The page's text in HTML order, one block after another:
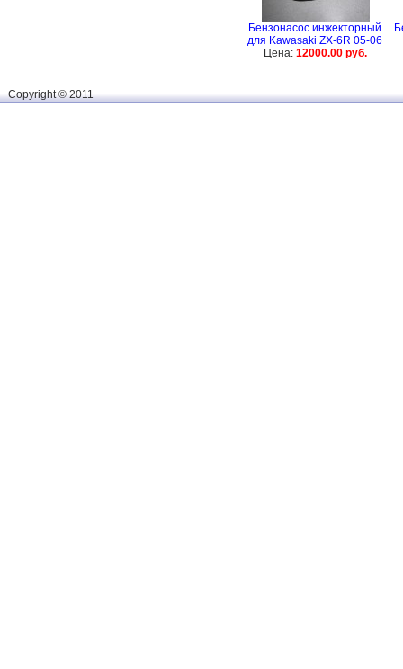
Бензонасос инжекторный
для Kawasaki ZX-6R 05-06
Цена: 12000.00 руб.
Сopyright © 2011